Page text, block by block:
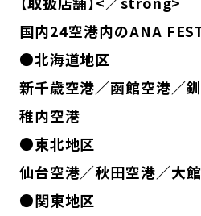
国内24空港内のANA
●北海道地区
新千歳空港／函館空港／
稚内空港
●東北地区
仙台空港／秋田空港／大
●関東地区